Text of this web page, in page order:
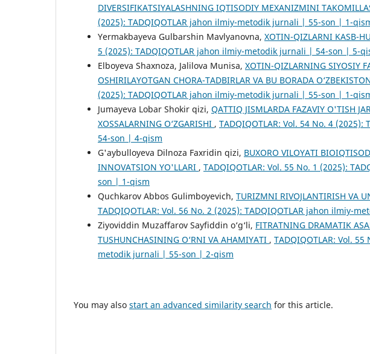
DIVERSIFIKATSIYALASHNING IQTISODIY MEXANIZMINI
(2025): TADQIQOTLAR jahon ilmiy-metodik jurnali | 55-son | 1-
Yermakbayeva Gulbarshin Mavlyanovna, XOTIN-QIZLARNI KASB-
5 (2025): TADQIQOTLAR jahon ilmiy-metodik jurnali | 54-son | 5-
Elboyeva Shaxnoza, Jalilova Munisa, XOTIN-QIZLARNING SIYOSIY
OSHIRILAYOTGAN CHORA-TADBIRLAR VA BU BORADA
(2025): TADQIQOTLAR jahon ilmiy-metodik jurnali | 55-son | 1-
Jumayeva Lobar Shokir qizi, QATTIQ JISMLARDA FAZAVIY O'TISH
XOSSALARNING O‘ZGARISHI , TADQIQOTLAR: Vol. 54 No. 4
54-son | 4-qism
G'aybulloyeva Dilnoza Faxridin qizi, BUXORO VILOYATI
INNOVATSION YO'LLARI , TADQIQOTLAR: Vol. 55 No. 1 (2025):
son | 1-qism
Quchkarov Abbos Gulimboyevich, TURIZMNI RIVOJLANTIRISH VA
TADQIQOTLAR: Vol. 56 No. 2 (2025): TADQIQOTLAR jahon ilmiy-
Ziyoviddin Muzaffarov Sayfiddin o‘g‘li, FITRATNING DRAMATIK
TUSHUNCHASINING O‘RNI VA AHAMIYATI , TADQIQOTLAR: Vol.
metodik jurnali | 55-son | 2-qism
You may also start an advanced similarity search for this article.